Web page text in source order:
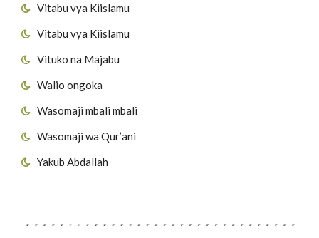
Vitabu vya Kiislamu
Vitabu vya Kiislamu
Vituko na Majabu
Walio ongoka
Wasomaji mbali mbali
Wasomaji wa Qur’ani
Yakub Abdallah